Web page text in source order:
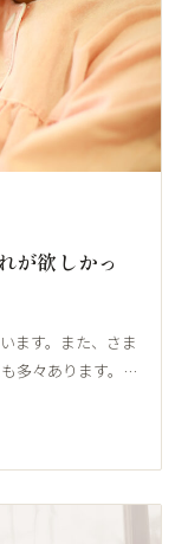
が欲しかっ
ます。また、さま
多々あります。…